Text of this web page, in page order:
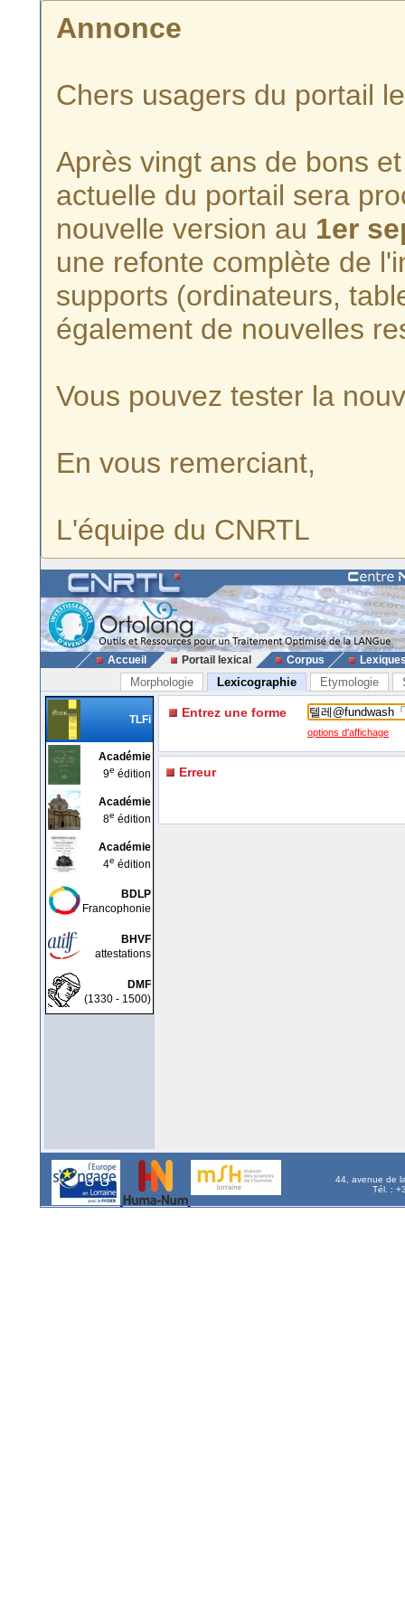
Annonce
Chers usagers du portail
Après vingt ans de bons
actuelle du portail sera
nouvelle version au 1er
une refonte complète de
supports (ordinateurs,
également de nouvelles
Vous pouvez tester la
En vous remerciant,
L'équipe du CNRTL
Accueil Portail lexical Corpus
Morphologie Lexicographie Etymologie
TLFi
Académie
9e édition
Académie
8e édition
Académie
4e édition
BDLP
Francophonie
BHVF
attestations
DMF
(1330 - 1500)
Entrez une forme
options d'affichage
Erreur
44, avenue de
Tél. :